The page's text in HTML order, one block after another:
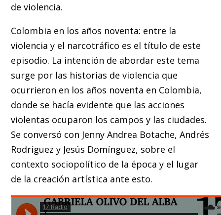
de violencia.
Colombia en los años noventa: entre la
violencia y el narcotráfico es el título de este
episodio. La intención de abordar este tema
surge por las historias de violencia que
ocurrieron en los años noventa en Colombia,
donde se hacía evidente que las acciones
violentas ocuparon los campos y las ciudades.
Se conversó con Jenny Andrea Botache, Andrés
Rodríguez y Jesús Domínguez, sobre el
contexto sociopolítico de la época y el lugar
de la creación artística ante esto.